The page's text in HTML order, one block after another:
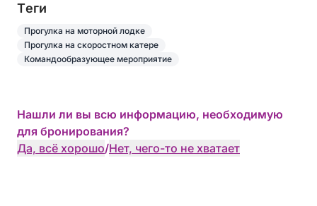
Tеги
Прогулка на моторной лодке
Прогулка на скоростном катере
Командообразующее мероприятие
Нашли ли вы всю информацию, необходимую
для бронирования?
Да, всё хорошо/Нет, чего-то не хватает